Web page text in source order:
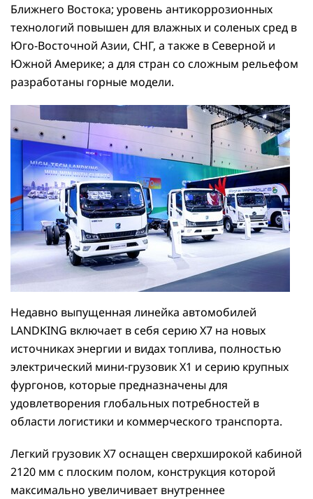
Ближнего Востока; уровень антикоррозионных
технологий повышен для влажных и соленых сред в
Юго-Восточной Азии, СНГ, а также в Северной и
Южной Америке; а для стран со сложным рельефом
разработаны горные модели.
Недавно выпущенная линейка автомобилей
LANDKING включает в себя серию X7 на новых
источниках энергии и видах топлива, полностью
электрический мини-грузовик X1 и серию крупных
фургонов, которые предназначены для
удовлетворения глобальных потребностей в
области логистики и коммерческого транспорта.
Легкий грузовик X7 оснащен сверхширокой кабиной
2120 мм с плоским полом, конструкция которой
максимально увеличивает внутреннее